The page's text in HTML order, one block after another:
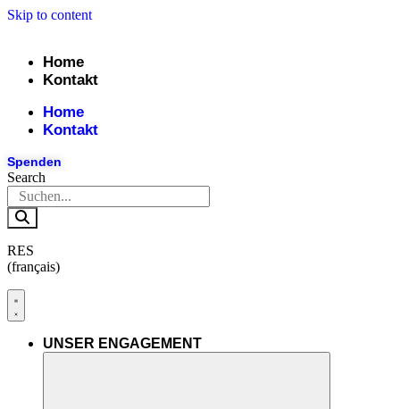
Skip to content
Home
Kontakt
Home
Kontakt
Spenden
Search
RES
(français)
UNSER ENGAGEMENT